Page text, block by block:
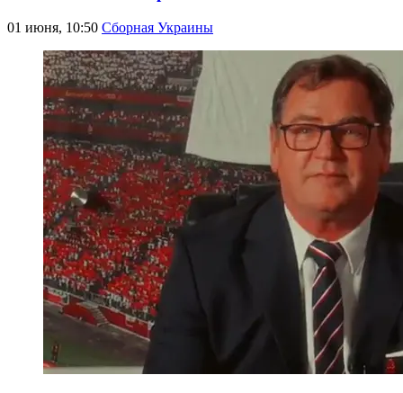
01 июня, 10:50 Сборная Украины